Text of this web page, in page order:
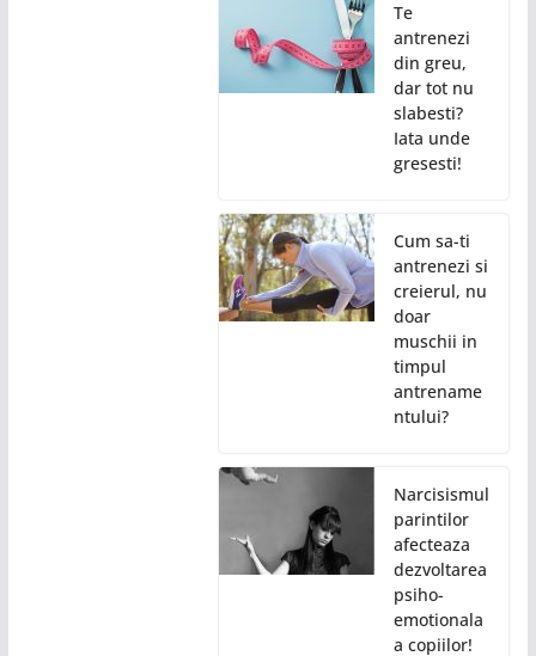
Te
antrenezi
din greu,
dar tot nu
slabesti?
Iata unde
gresesti!
Cum sa-ti
antrenezi si
creierul, nu
doar
muschii in
timpul
antrename
ntului?
Narcisismul
parintilor
afecteaza
dezvoltarea
psiho-
emotionala
a copiilor!